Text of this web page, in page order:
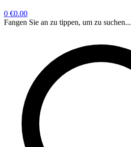
0 €0.00
Fangen Sie an zu tippen, um zu suchen...